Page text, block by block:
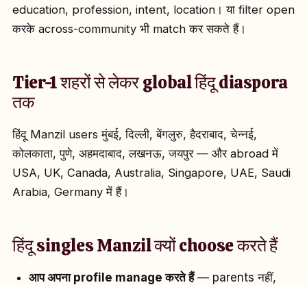
education, profession, intent, location। या filter open
करके across-community भी match कर सकते हैं।
Tier-1 शहरों से लेकर global हिंदू diaspora
तक
हिंदू Manzil users मुंबई, दिल्ली, बेंगलुरु, हैदराबाद, चेन्नई,
कोलकाता, पुणे, अहमदाबाद, लखनऊ, जयपुर — और abroad में
USA, UK, Canada, Australia, Singapore, UAE, Saudi
Arabia, Germany में हैं।
हिंदू singles Manzil क्यों choose करते हैं
आप अपना profile manage करते हैं— parents नहीं,